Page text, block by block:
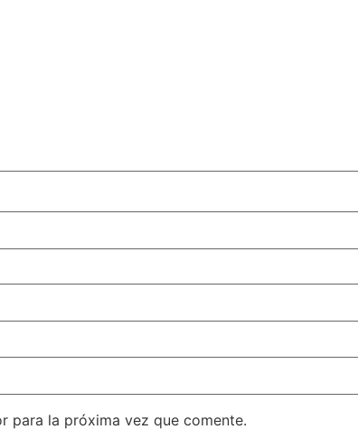
para la próxima vez que comente.